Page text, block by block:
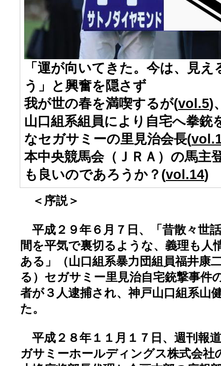
「運が向いてきた。今は、見え
う」と興奮を隠さず
我が世の春を満喫するが(vol.5)
山口組系組員により自宅へ拳銃
なセガサミーの里見治会長(
本中央競馬会（ＪＲＡ）の馬主
も良いのであろうか？(vol.14)
＜序説＞
平成２９年６月７日、「昔散々世
間を平気で裏切るような、義理も人
ある」（山口組系暴力団組員福井康
る）セガサミー里見治自宅銃撃事件
者が３人逮捕され、神戸山口組系山
た。
平成２８年１１月１７日、週刊報
ガサミーホールディングス株式会社